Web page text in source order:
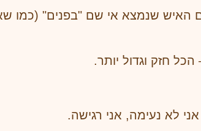
האיש שנמצא אי שם "בפנים" (כמו
חזק וגדול יותר.
לא נעימה, אני רגישה.